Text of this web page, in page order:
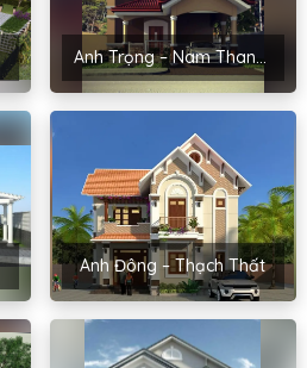
Anh Trọng – Nam Thanh, Hải Dương
Anh Đông – Thạch Thất